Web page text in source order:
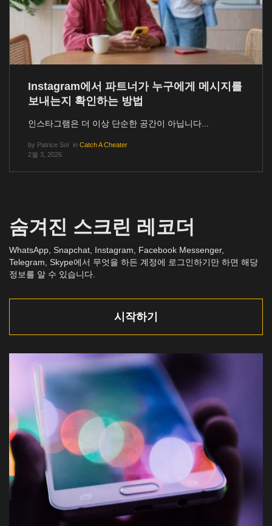
Instagram에서 파트너가 누구에게 메시지를
보내는지 확인하는 방법
인스타그램은 더 이상 단순한 공간이 아닙니다...
by Patrice Sol in Catch A Cheater
2월 3, 2026
숨겨진 스크린 레코더
WhatsApp, Snapchat, Instagram, Facebook Messenger,
Telegram, Skype에서 무엇을 하든 계정에 로그인하기만 하면 해당
정보를 알 수 있습니다.
시작하기